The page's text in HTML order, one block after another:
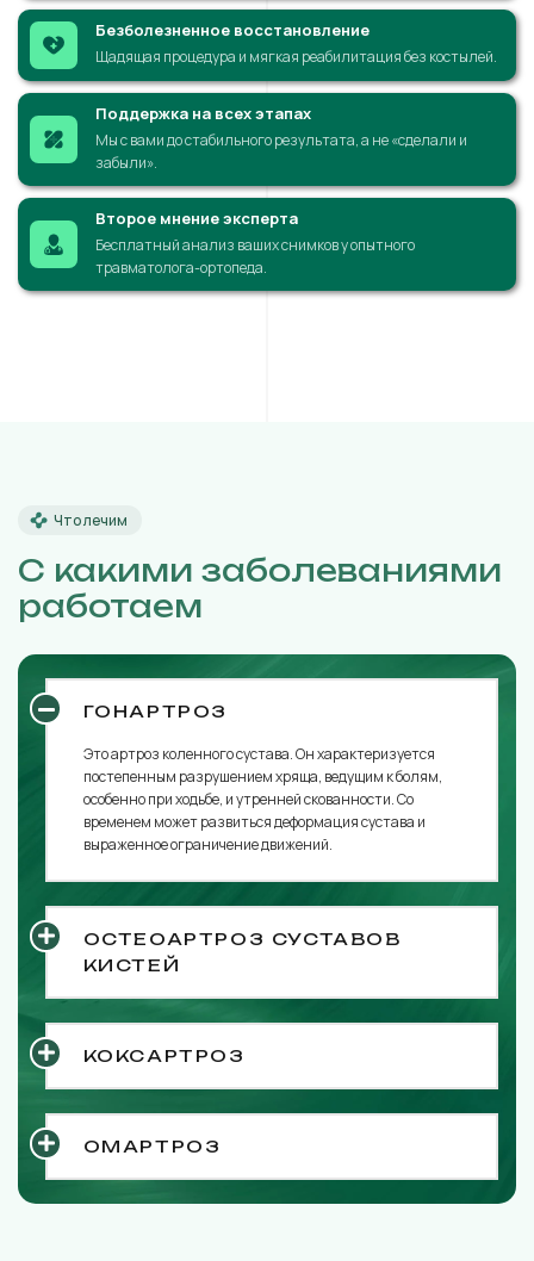
Безболезненное восстановление
Щадящая процедура и мягкая реабилитация без костылей.
Поддержка на всех этапах
Мы с вами до стабильного результата, а не «сделали и
забыли».
Второе мнение эксперта
Бесплатный анализ ваших снимков у опытного
травматолога-ортопеда.
Что лечим
С какими заболеваниями
работаем
ГОНАРТРОЗ
Это артроз коленного сустава. Он характеризуется
постепенным разрушением хряща, ведущим к болям,
особенно при ходьбе, и утренней скованности. Со
временем может развиться деформация сустава и
выраженное ограничение движений.
ОСТЕОАРТРОЗ СУСТАВОВ
КИСТЕЙ
КОКСАРТРОЗ
ОМАРТРОЗ